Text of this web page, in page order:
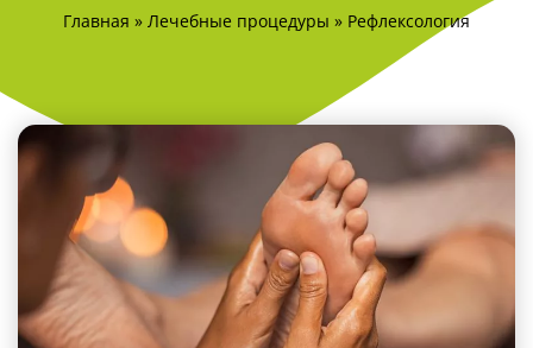
Главная » Лечебные процедуры » Рефлексология